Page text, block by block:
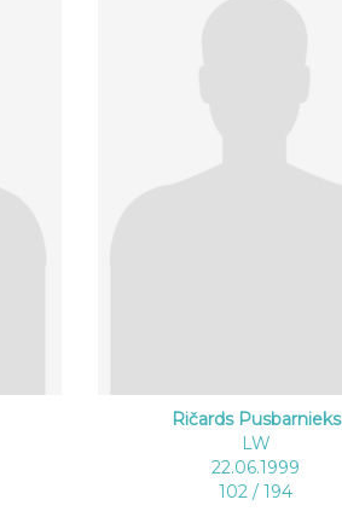
Ričards Pusbarnieks
LW
22.06.1999
102 / 194